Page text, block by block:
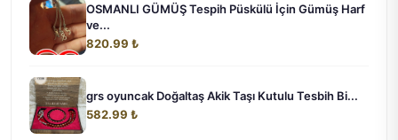
OSMANLI GÜMÜŞ Tespih Püskülü İçin Gümüş Harf
ve...
820.99 ₺
grs oyuncak Doğaltaş Akik Taşı Kutulu Tesbih Bi...
582.99 ₺